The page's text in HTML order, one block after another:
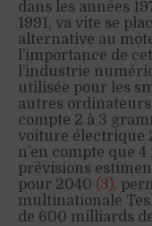
dans les années
1991, va vite se
alternative au
l’importance de
l’industrie
utilisée pour les
autres ordinateurs
compte 2 à 3
voiture électrique
n’en compte que
prévisions
pour 2040 (3),
multinationale
de 600 milliards